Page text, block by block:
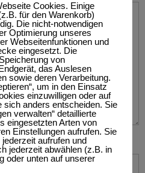
Cookies. Einige
für den Warenkorb)
Die nicht-notwendigen
Optimierung unseres
Webseitenfunktionen und
eingesetzt. Die
von
das Auslesen
sowie deren Verarbeitung.
um in den Einsatz
einzuwilligen oder auf
sich anders entscheiden. Sie
verwalten“ detaillierte
eingesetzten Arten von
Einstellungen aufrufen. Sie
aufrufen und
jederzeit abwählen (z.B. in
oder unten auf unserer